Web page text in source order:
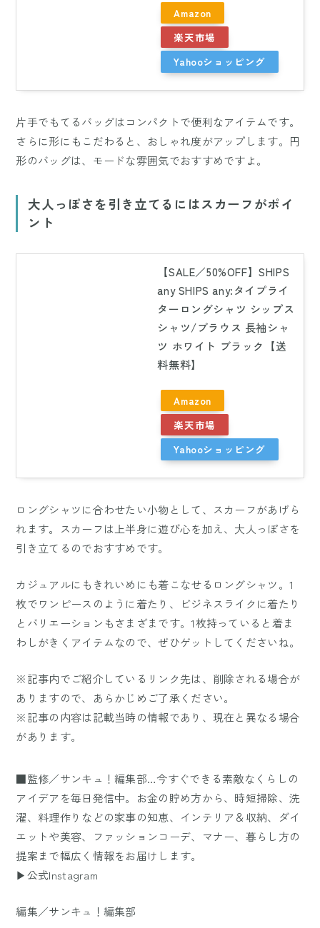
Amazon
楽天市場
Yahooショッピング
片手でもてるバッグはコンパクトで便利なアイテムです。
さらに形にもこだわると、おしゃれ度がアップします。円
形のバッグは、モードな雰囲気でおすすめですよ。
大人っぽさを引き立てるにはスカーフがポイ
ント
【SALE／50%OFF】SHIPS
any SHIPS any:タイプライ
ターロングシャツ シップス
シャツ/ブラウス 長袖シャ
ツ ホワイト ブラック【送
料無料】
Amazon
楽天市場
Yahooショッピング
ロングシャツに合わせたい小物として、スカーフがあげら
れます。スカーフは上半身に遊び心を加え、大人っぽさを
引き立てるのでおすすめです。
カジュアルにもきれいめにも着こなせるロングシャツ。1
枚でワンピースのように着たり、ビジネスライクに着たり
とバリエーションもさまざまです。1枚持っていると着ま
わしがきくアイテムなので、ぜひゲットしてくださいね。
※記事内でご紹介しているリンク先は、削除される場合が
ありますので、あらかじめご了承ください。
※記事の内容は記載当時の情報であり、現在と異なる場合
があります。
■監修／サンキュ！編集部…今すぐできる素敵なくらしの
アイデアを毎日発信中。お金の貯め方から、時短掃除、洗
濯、料理作りなどの家事の知恵、インテリア＆収納、ダイ
エットや美容、ファッションコーデ、マナー、暮らし方の
提案まで幅広く情報をお届けします。
▶公式Instagram
編集／サンキュ！編集部